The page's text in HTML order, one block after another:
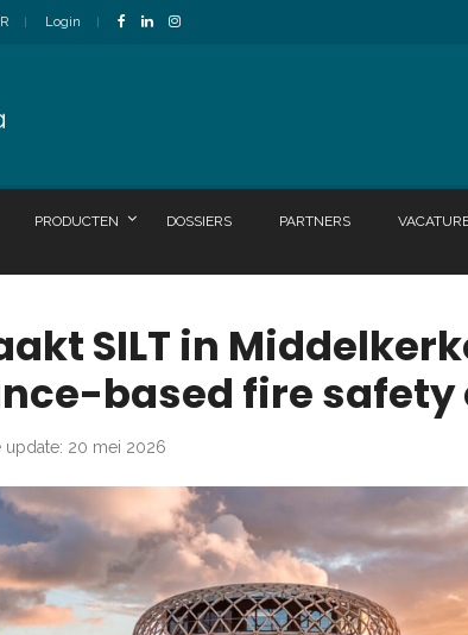
Login
PRODUCTEN DOSSIERS PARTNERS
SILT in
based fire safety
update: 20 mei 2026